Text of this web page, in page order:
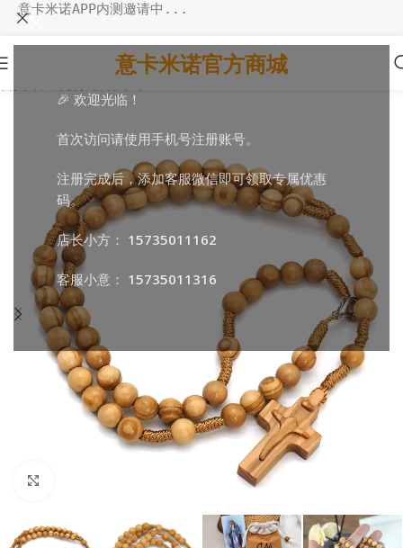
🎉 欢迎光临！
首次访问请使用手机号注册账号。
注册完成后，添加客服微信即可领取专属优惠
码。
店长小方： 15735011162
客服小意： 15735011316
意卡米诺APP内测邀请中...
意卡米诺官方商城